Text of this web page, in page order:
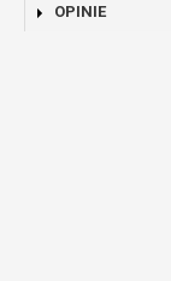
OPINIE